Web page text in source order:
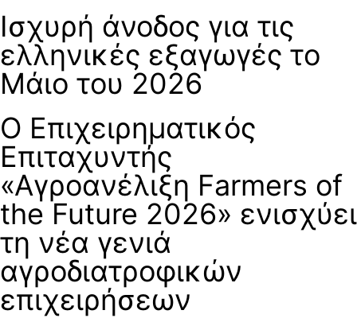
Ισχυρή άνοδος για τις
ελληνικές εξαγωγές το
Μάιο του 2026
Ο Επιχειρηματικός
Επιταχυντής
«Αγροανέλιξη Farmers of
the Future 2026» ενισχύει
τη νέα γενιά
αγροδιατροφικών
επιχειρήσεων